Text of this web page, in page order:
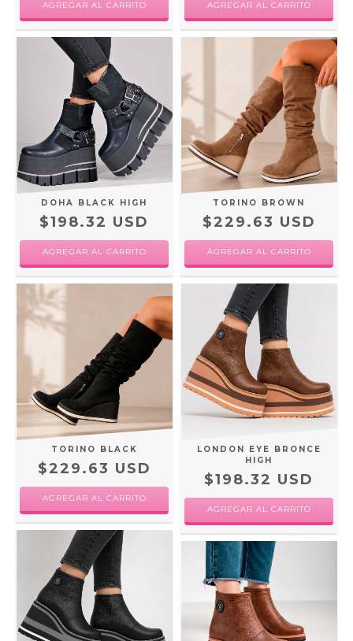
AGREGAR AL CARRITO AGREGAR AL CARRITO
DOHA BLACK HIGH
$198.32 USD
AGREGAR AL CARRITO
TORINO BROWN
$229.63 USD
AGREGAR AL CARRITO
TORINO BLACK
$229.63 USD
AGREGAR AL CARRITO
LONDON EYE BRONCE
HIGH
$198.32 USD
AGREGAR AL CARRITO